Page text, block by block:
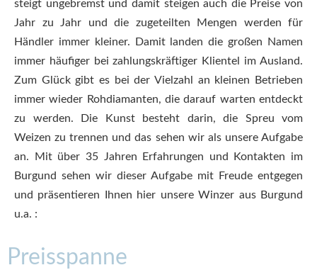
steigt ungebremst und damit steigen auch die Preise von
Jahr zu Jahr und die zugeteilten Mengen werden für
Händler immer kleiner. Damit landen die großen Namen
immer häufiger bei zahlungskräftiger Klientel im Ausland.
Zum Glück gibt es bei der Vielzahl an kleinen Betrieben
immer wieder Rohdiamanten, die darauf warten entdeckt
zu werden. Die Kunst besteht darin, die Spreu vom
Weizen zu trennen und das sehen wir als unsere Aufgabe
an. Mit über 35 Jahren Erfahrungen und Kontakten im
Burgund sehen wir dieser Aufgabe mit Freude entgegen
und präsentieren Ihnen hier unsere Winzer aus Burgund
u.a. :
Preisspanne